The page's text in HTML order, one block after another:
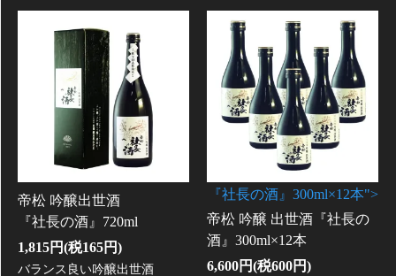
帝松 吟醸出世酒
『社長の酒』720ml
1,815円(税165円)
バランス良い吟醸出世酒
『社長の酒』300ml×12本">
帝松 吟醸 出世酒 『社長の
酒』300ml×12本
6,600円(税600円)